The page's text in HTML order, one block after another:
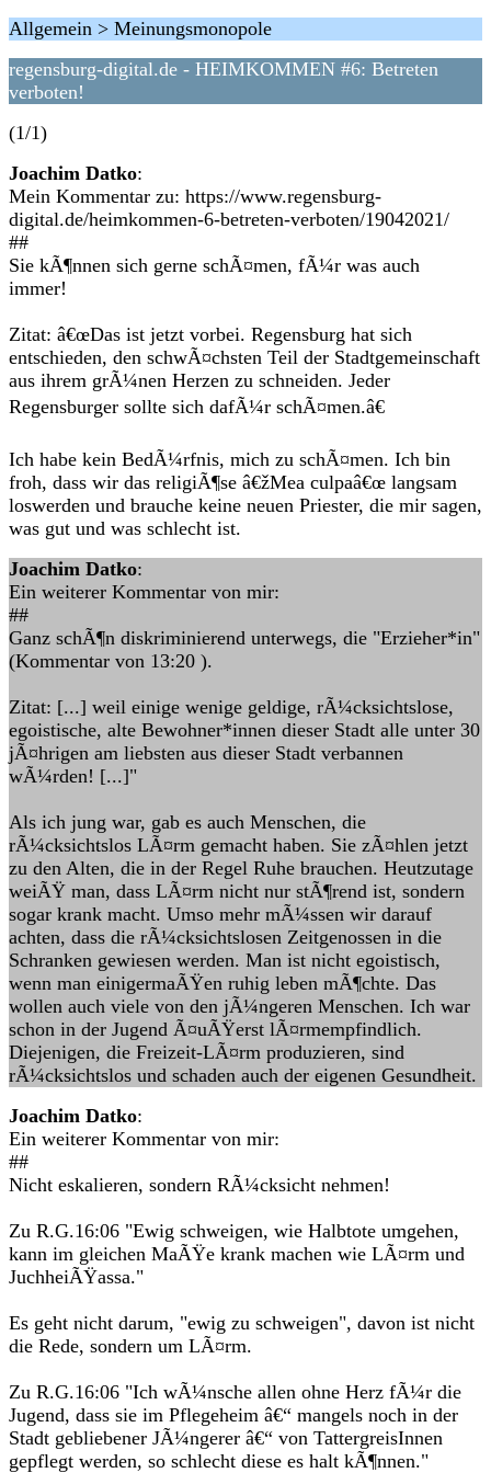
Allgemein > Meinungsmonopole
regensburg-digital.de - HEIMKOMMEN #6: Betreten
verboten!
(1/1)
Joachim Datko:
Mein Kommentar zu: https://www.regensburg-
digital.de/heimkommen-6-betreten-verboten/19042021/
##
Sie kÃ¶nnen sich gerne schÃ¤men, fÃ¼r was auch
immer!
Zitat: â€œDas ist jetzt vorbei. Regensburg hat sich
entschieden, den schwÃ¤chsten Teil der Stadtgemeinschaft
aus ihrem grÃ¼nen Herzen zu schneiden. Jeder
Regensburger sollte sich dafÃ¼r schÃ¤men.â€
Ich habe kein BedÃ¼rfnis, mich zu schÃ¤men. Ich bin
froh, dass wir das religiÃ¶se â€žMea culpaâ€œ langsam
loswerden und brauche keine neuen Priester, die mir sagen,
was gut und was schlecht ist.
Joachim Datko:
Ein weiterer Kommentar von mir:
##
Ganz schÃ¶n diskriminierend unterwegs, die "Erzieher*in"
(Kommentar von 13:20 ).
Zitat: [...] weil einige wenige geldige, rÃ¼cksichtslose,
egoistische, alte Bewohner*innen dieser Stadt alle unter 30
jÃ¤hrigen am liebsten aus dieser Stadt verbannen
wÃ¼rden! [...]"
Als ich jung war, gab es auch Menschen, die
rÃ¼cksichtslos LÃ¤rm gemacht haben. Sie zÃ¤hlen jetzt
zu den Alten, die in der Regel Ruhe brauchen. Heutzutage
weiÃŸ man, dass LÃ¤rm nicht nur stÃ¶rend ist, sondern
sogar krank macht. Umso mehr mÃ¼ssen wir darauf
achten, dass die rÃ¼cksichtslosen Zeitgenossen in die
Schranken gewiesen werden. Man ist nicht egoistisch,
wenn man einigermaÃŸen ruhig leben mÃ¶chte. Das
wollen auch viele von den jÃ¼ngeren Menschen. Ich war
schon in der Jugend Ã¤uÃŸerst lÃ¤rmempfindlich.
Diejenigen, die Freizeit-LÃ¤rm produzieren, sind
rÃ¼cksichtslos und schaden auch der eigenen Gesundheit.
Joachim Datko:
Ein weiterer Kommentar von mir:
##
Nicht eskalieren, sondern RÃ¼cksicht nehmen!
Zu R.G.16:06 "Ewig schweigen, wie Halbtote umgehen,
kann im gleichen MaÃŸe krank machen wie LÃ¤rm und
JuchheiÃŸassa."
Es geht nicht darum, "ewig zu schweigen", davon ist nicht
die Rede, sondern um LÃ¤rm.
Zu R.G.16:06 "Ich wÃ¼nsche allen ohne Herz fÃ¼r die
Jugend, dass sie im Pflegeheim â€“ mangels noch in der
Stadt gebliebener JÃ¼ngerer â€“ von TattergreisInnen
gepflegt werden, so schlecht diese es halt kÃ¶nnen."